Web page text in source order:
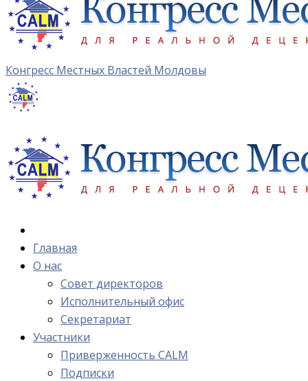
Конгресс Местных Властей Молдовы
Главная
О нас
Cовет директоров
Исполнительный офис
Cекретариат
Участники
Приверженность CALM
Подписки